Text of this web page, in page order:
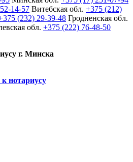
14-57 Витебская обл. +375 (212)
(232) 29-39-48 Гродненская обл.
обл. +375 (222) 76-48-50
г. Минска
нотариусу